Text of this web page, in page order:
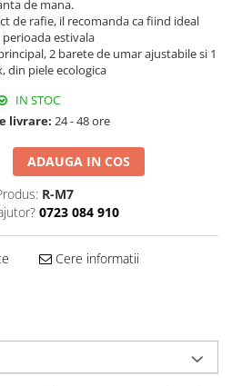
de mana.
de rafie, il recomanda ca fiind ideal
estivala
2 barete de umar ajustabile si 1
din piele ecologica
IN STOC
livrare: 24 - 48 ore
ADAUGA IN COS
R-M7
0723 084 910
Cere informatii